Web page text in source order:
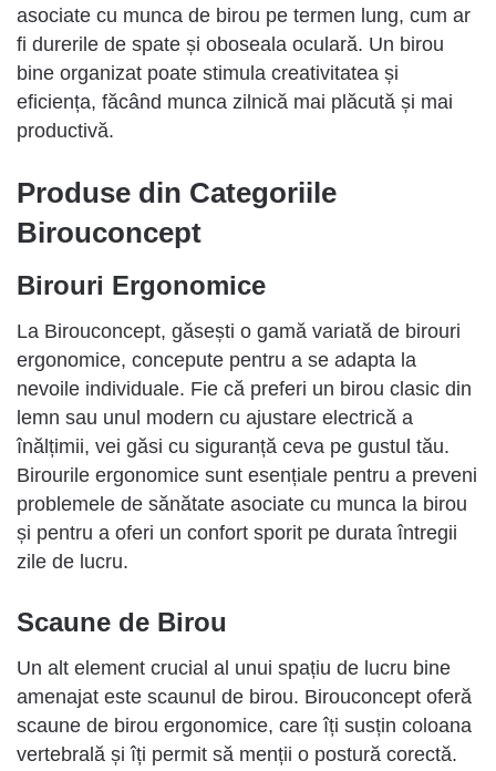
asociate cu munca de birou pe termen lung, cum ar
fi durerile de spate și oboseala oculară. Un birou
bine organizat poate stimula creativitatea și
eficiența, făcând munca zilnică mai plăcută și mai
productivă.
Produse din Categoriile
Birouconcept
Birouri Ergonomice
La Birouconcept, găsești o gamă variată de birouri
ergonomice, concepute pentru a se adapta la
nevoile individuale. Fie că preferi un birou clasic din
lemn sau unul modern cu ajustare electrică a
înălțimii, vei găsi cu siguranță ceva pe gustul tău.
Birourile ergonomice sunt esențiale pentru a preveni
problemele de sănătate asociate cu munca la birou
și pentru a oferi un confort sporit pe durata întregii
zile de lucru.
Scaune de Birou
Un alt element crucial al unui spațiu de lucru bine
amenajat este scaunul de birou. Birouconcept oferă
scaune de birou ergonomice, care îți susțin coloana
vertebrală și îți permit să menții o postură corectă.